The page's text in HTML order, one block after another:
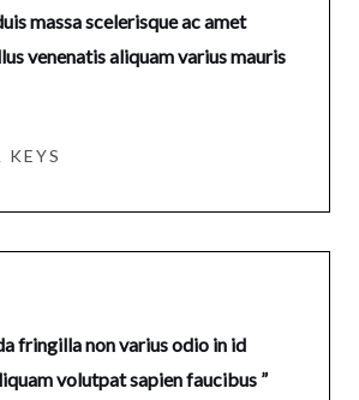
massa scelerisque ac amet
venenatis aliquam varius mauris
KEYS
fringilla non varius odio in id
volutpat sapien faucibus ”